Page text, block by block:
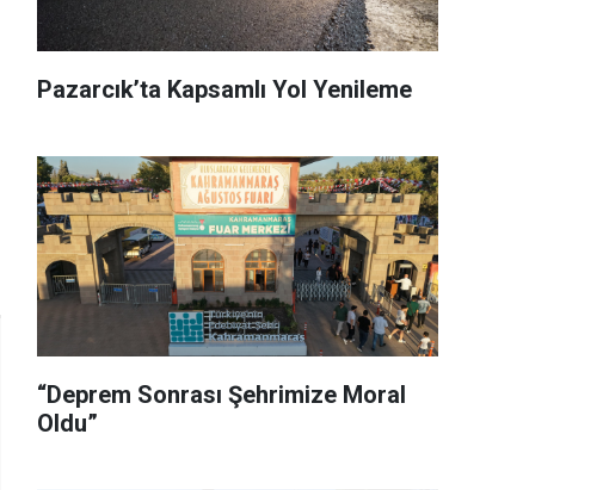
Pazarcık’ta Kapsamlı Yol Yenileme
“Deprem Sonrası Şehrimize Moral
Oldu”